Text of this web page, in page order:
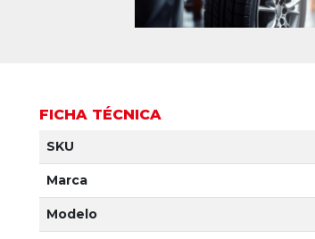
FICHA TÉCNICA
SKU
Marca
Modelo